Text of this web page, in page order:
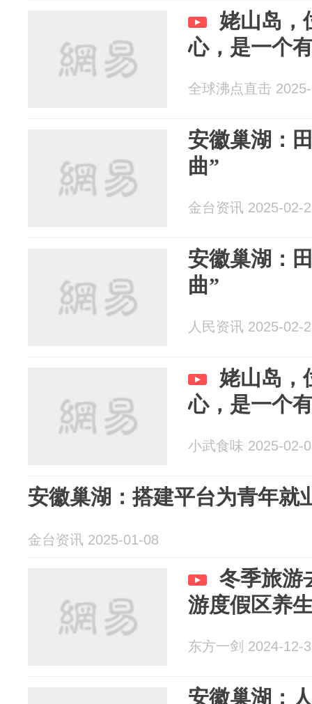
姥山岛，
心，是一个
全球沸点直击
安徽巢湖：
曲”
金台资讯 2025-02-
安徽巢湖：
曲”
人民资讯 2025-02-
姥山岛，
心，是一个
小武食味 2025-02-
安徽巢湖：搭建平台为青年就
金台资讯 2025-01-08
冬季旅游
游度假区养
东方一剑 2024-12-
安徽巢湖：